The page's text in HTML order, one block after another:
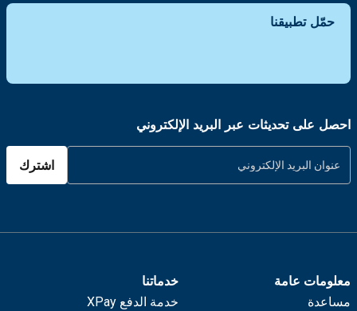
حمّل تطبيقنا
احصل على تحديثات عبر البريد الإلكتروني
اشترك
معلومات عامة
مساعدة
خدماتنا
خدمة الدفع XPay